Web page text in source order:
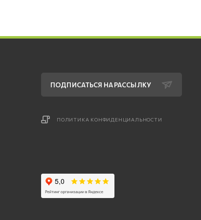
ПОДПИСАТЬСЯ НА РАССЫЛКУ
ПОЛИТИКА КОНФИДЕНЦИАЛЬНОСТИ